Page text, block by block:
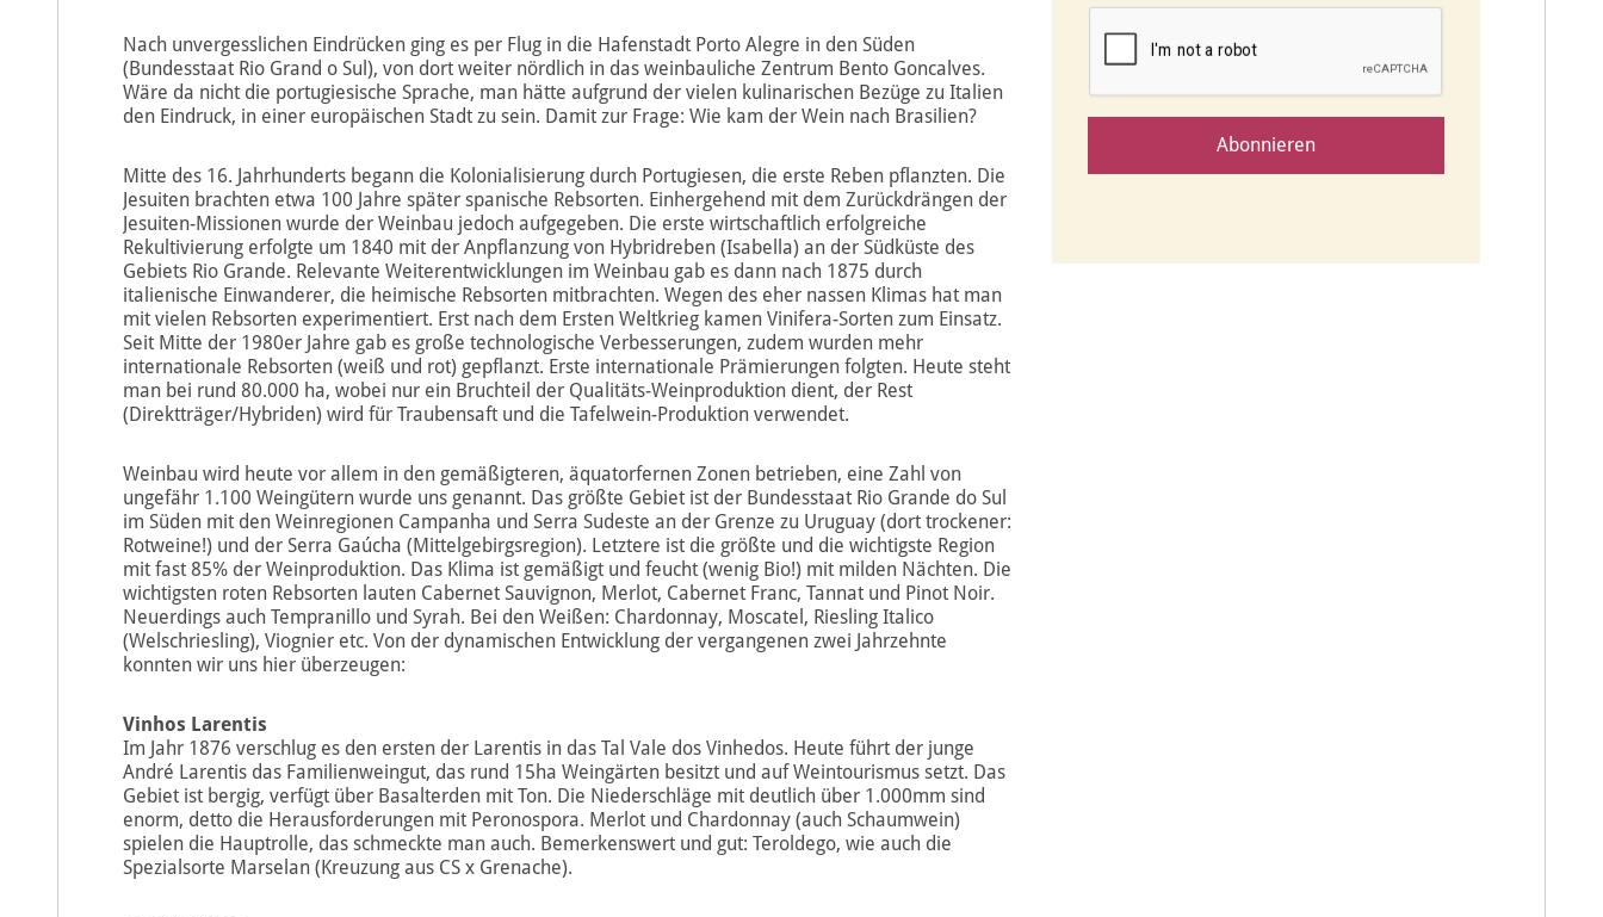
Nach unvergesslichen Eindrücken ging es per Flug in die Hafenstadt Porto Alegre in den Süden
(Bundesstaat Rio Grand o Sul), von dort weiter nördlich in das weinbauliche Zentrum Bento Goncalves.
Wäre da nicht die portugiesische Sprache, man hätte aufgrund der vielen kulinarischen Bezüge zu Italien
den Eindruck, in einer europäischen Stadt zu sein. Damit zur Frage: Wie kam der Wein nach Brasilien?
Mitte des 16. Jahrhunderts begann die Kolonialisierung durch Portugiesen, die erste Reben pflanzten. Die
Jesuiten brachten etwa 100 Jahre später spanische Rebsorten. Einhergehend mit dem Zurückdrängen der
Jesuiten-Missionen wurde der Weinbau jedoch aufgegeben. Die erste wirtschaftlich erfolgreiche
Rekultivierung erfolgte um 1840 mit der Anpflanzung von Hybridreben (Isabella) an der Südküste des
Gebiets Rio Grande. Relevante Weiterentwicklungen im Weinbau gab es dann nach 1875 durch
italienische Einwanderer, die heimische Rebsorten mitbrachten. Wegen des eher nassen Klimas hat man
mit vielen Rebsorten experimentiert. Erst nach dem Ersten Weltkrieg kamen Vinifera-Sorten zum Einsatz.
Seit Mitte der 1980er Jahre gab es große technologische Verbesserungen, zudem wurden mehr
internationale Rebsorten (weiß und rot) gepflanzt. Erste internationale Prämierungen folgten. Heute steht
man bei rund 80.000 ha, wobei nur ein Bruchteil der Qualitäts-Weinproduktion dient, der Rest
(Direktträger/Hybriden) wird für Traubensaft und die Tafelwein-Produktion verwendet.
Weinbau wird heute vor allem in den gemäßigteren, äquatorfernen Zonen betrieben, eine Zahl von
ungefähr 1.100 Weingütern wurde uns genannt. Das größte Gebiet ist der Bundesstaat Rio Grande do Sul
im Süden mit den Weinregionen Campanha und Serra Sudeste an der Grenze zu Uruguay (dort trockener:
Rotweine!) und der Serra Gaúcha (Mittelgebirgsregion). Letztere ist die größte und die wichtigste Region
mit fast 85% der Weinproduktion. Das Klima ist gemäßigt und feucht (wenig Bio!) mit milden Nächten. Die
wichtigsten roten Rebsorten lauten Cabernet Sauvignon, Merlot, Cabernet Franc, Tannat und Pinot Noir.
Neuerdings auch Tempranillo und Syrah. Bei den Weißen: Chardonnay, Moscatel, Riesling Italico
(Welschriesling), Viognier etc. Von der dynamischen Entwicklung der vergangenen zwei Jahrzehnte
konnten wir uns hier überzeugen:
Vinhos Larentis
Im Jahr 1876 verschlug es den ersten der Larentis in das Tal Vale dos Vinhedos. Heute führt der junge
André Larentis das Familienweingut, das rund 15ha Weingärten besitzt und auf Weintourismus setzt. Das
Gebiet ist bergig, verfügt über Basalterden mit Ton. Die Niederschläge mit deutlich über 1.000mm sind
enorm, detto die Herausforderungen mit Peronospora. Merlot und Chardonnay (auch Schaumwein)
spielen die Hauptrolle, das schmeckte man auch. Bemerkenswert und gut: Teroldego, wie auch die
Spezialsorte Marselan (Kreuzung aus CS x Grenache).
Abonnieren